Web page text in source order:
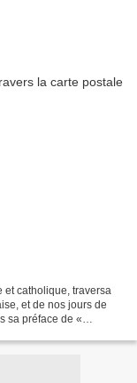
et catholique, traversa
et de nos jours de
sa préface de «